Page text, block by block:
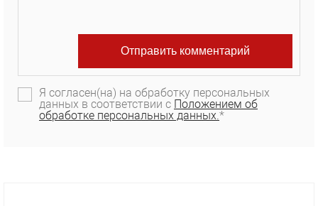
Я согласен(на) на обработку персональных
данных в соответствии с Положением об
обработке персональных данных.*